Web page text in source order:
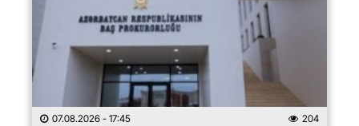
07.08.2026 - 17:45 204